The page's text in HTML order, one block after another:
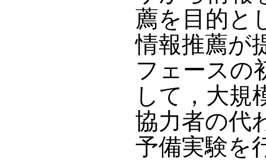
薦を目的と
情報推薦が
フェースの
して，大規
協力者の代
予備実験を